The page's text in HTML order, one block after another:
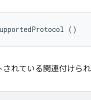
()
れている関連付けら